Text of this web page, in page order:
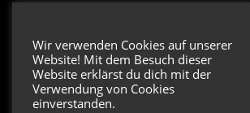
Impressum
Datenschutzerklärung
Wir verwenden Cookies auf unserer
Website! Mit dem Besuch dieser
Website erklärst du dich mit der
Verwendung von Cookies
einverstanden.